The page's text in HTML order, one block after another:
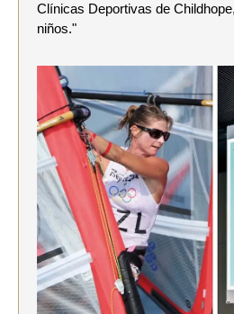
Clínicas Deportivas de
niños."